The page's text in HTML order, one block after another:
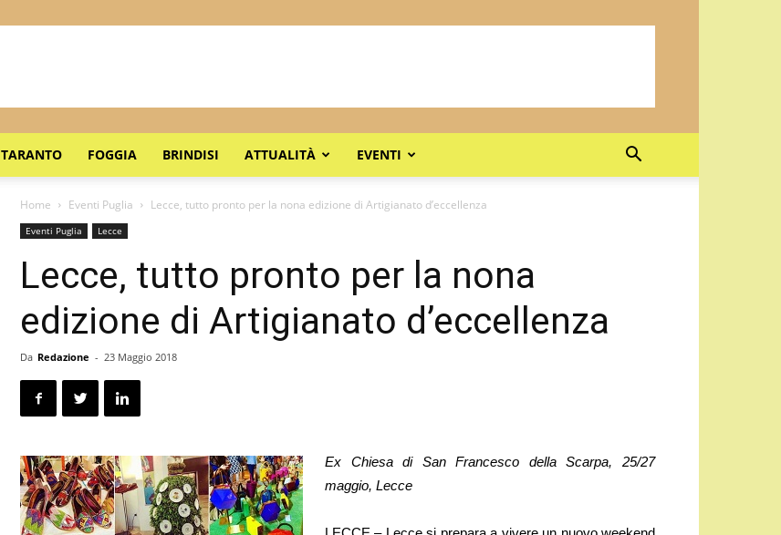
TARANTO FOGGIA BRINDISI ATTUALITÀ EVENTI
Home Eventi Puglia Lecce, tutto pronto per la nona edizione di Artigianato d’eccellenza
Eventi Puglia Lecce
Lecce, tutto pronto per la nona
edizione di Artigianato d’eccellenza
Da Redazione - 23 Maggio 2018
Ex Chiesa di San Francesco della Scarpa, 25/27
maggio, Lecce